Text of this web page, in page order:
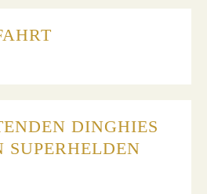
DINGHIES
SUPERHELDEN